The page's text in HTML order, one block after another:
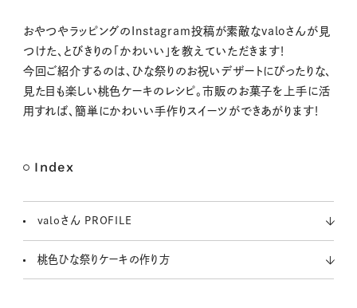
M
e
おやつやラッピングのInstagram投稿が素敵なvaloさんが見
つけた、とびきりの「かわいい」を教えていただきます！
今回ご紹介するのは、ひな祭りのお祝いデザートにぴったりな、
見た目も楽しい桃色ケーキのレシピ。市販のお菓子を上手に活
用すれば、簡単にかわいい手作りスイーツができあがります！
Index
valoさん PROFILE
桃色ひな祭りケーキの作り方